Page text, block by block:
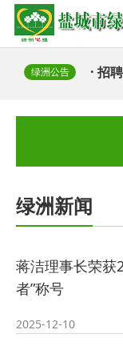
绿洲公告 · 招
· 办
绿洲新闻
蒋洁理事长荣获
者”称号
2025-12-10